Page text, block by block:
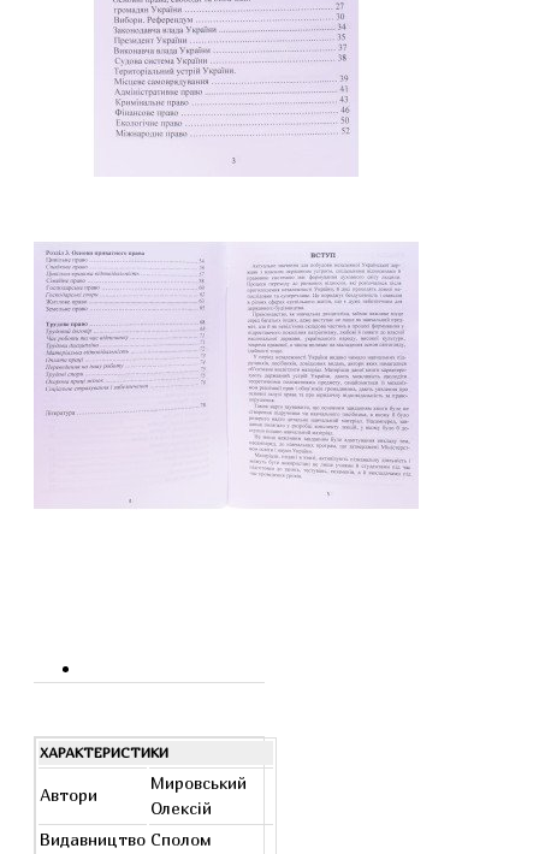
ХАРАКТЕРИСТИКИ
Автори
Мировський
Олексій
Видавництво Сполом